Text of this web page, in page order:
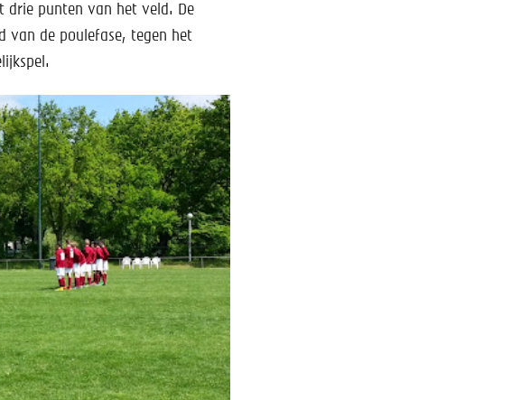
drie punten van het veld. De
van de poulefase, tegen het